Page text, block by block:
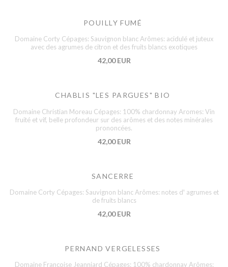
POUILLY FUMÉ
Domaine Corty Cépages: Sauvignon blanc Arômes: acidulé et juteux
avec des agrumes de citron et des fruits blancs exotiques
42,00 EUR
CHABLIS "LES PARGUES" BIO
Domaine Christian Moreau Cépages: 100% chardonnay Aromes: Vin
fruité et vif, belle profondeur sur des arômes et des notes minérales
prononcées.
42,00 EUR
SANCERRE
Domaine Corty Cépages: Sauvignon blanc Arômes: notes d' agrumes et
de fruits blancs
42,00 EUR
PERNAND VERGELESSES
Domaine Francoise Jeanniard Cépages: 100% chardonnay Arômes: